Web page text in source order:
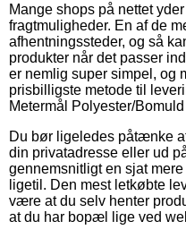
Mange shops på nettet
fragtmuligheder. En af de
afhentningssteder, og så
produkter når det passer
er nemlig super simpel, og
prisbilligste metode til
Metermål Polyester/
Du bør ligeledes påtænke
din privatadresse eller ud
gennemsnitligt en sjat
ligetil. Den mest letkøbte
være at du selv henter
at du har bopæl lige ved